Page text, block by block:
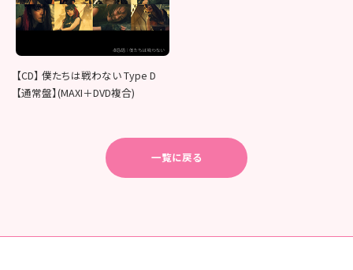
【CD】 僕たちは戦わない Type D
【通常盤】(MAXI＋DVD複合)
一覧に戻る